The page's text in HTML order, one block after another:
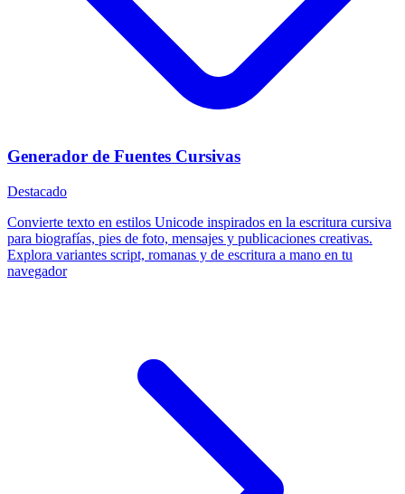
Generador de Fuentes Cursivas
Destacado
Convierte texto en estilos Unicode inspirados en la escritura cursiva
para biografías, pies de foto, mensajes y publicaciones creativas.
Explora variantes script, romanas y de escritura a mano en tu
navegador